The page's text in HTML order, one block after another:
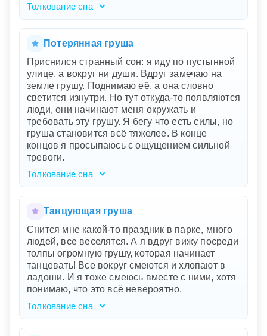
Толкование сна
Ваш сон о сочных грушах в саду говорит о
плодородии и изобилии. Огромные и спелые
груши символизируют успех, радость и
словно груши сами падают вам в руки. Вкус и
сочность фрукта отражают ваши
положительные эмоции и глубокое чувство
спокойствия. Этот сон может быть сигналом
того, что вы находитесь в гармонии с собой и
готовы наслаждаться плодами своего труда.
Возможно, сейчас вы на пороге важных
достижений, которые принесут вам радость и
умиротворение.
Потерянная груша
Приснился странный сон: я иду по пустынной
улице, а вокруг ни души. Вдруг замечаю на
земле грушу. Поднимаю её, а она словно
светится изнутри. Но тут откуда-то появляются
люди, они начинают меня окружать и
требовать эту грушу. Я бегу что есть силы, но
груша становится всё тяжелее. В конце
концов я просыпаюсь с ощущением сильной
тревоги.
Толкование сна
Ваш сон полон символизма и эмоций.
Пустынная улица отражает чувство
одиночества или внутренней пустоты,
жизни. Груша, светящаяся изнутри,
символизирует нечто важное и ценное для вас
— возможно, это ваши таланты, мечты или
личные достижения. Люди, появляющиеся и
требующие грушу, олицетворяют давление
окружающих или общество, которое пытается
отнять у вас эту ценность. Бег и тяжелеющая
груша говорят о том, что вы чувствуете себя
перегруженным и уязвимым.
Танцующая груша
Снится мне какой-то праздник в парке, много
людей, все веселятся. А я вдруг вижу посреди
толпы огромную грушу, которая начинает
танцевать! Все вокруг смеются и хлопают в
ладоши. И я тоже смеюсь вместе с ними, хотя
понимаю, что это всё невероятно.
Толкование сна
Ваш сон словно пестрая картина, полная
радости и веселья. Праздник в парке